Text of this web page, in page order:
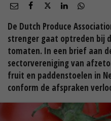
De Dutch Produce
strenger gaat optreden bij
tomaten. In een brief aan
sectorvereniging van
fruit en paddenstoelen in
conform de afspraken